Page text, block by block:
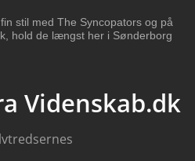
stil med The Syncopators og på
hold de længst her i Sønderborg
Videnskab.dk